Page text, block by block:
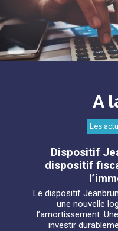
A
Les
Dispositif
dispositif
Le dispositif
une nouvelle
l’amortissement.
investir